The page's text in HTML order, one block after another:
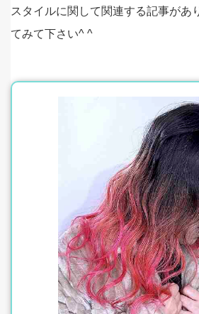
スタイルに関して関連する記事があ
てみて下さい^ ^